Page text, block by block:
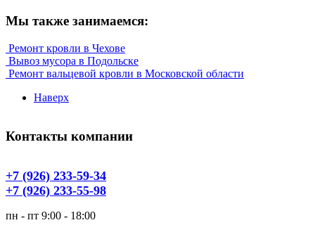
Мы также занимаемся:
Ремонт кровли в Чехове
Вывоз мусора в Подольске
Ремонт вальцевой кровли в Московской области
Наверх
Контакты компании
+7 (926) 233-59-34
+7 (926) 233-55-98
пн - пт 9:00 - 18:00